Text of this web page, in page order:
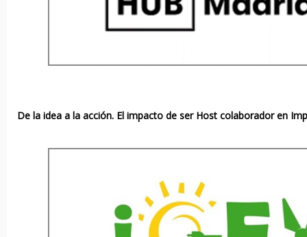
De la idea a la acción. El impacto de ser Host colaborador en